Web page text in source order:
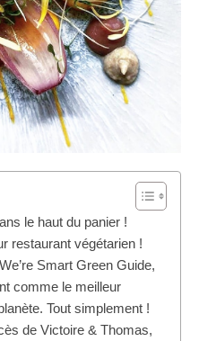
le haut du panier !
restaurant végétarien !
Smart Green Guide,
comme le meilleur
Tout simplement !
de Victoire & Thomas,